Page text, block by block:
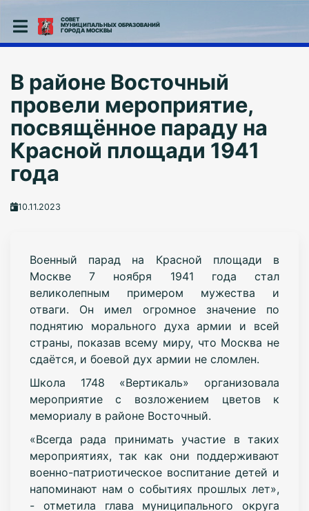
СОВЕТ
МУНИЦИПАЛЬНЫХ ОБРАЗОВАНИЙ
ГОРОДА МОСКВЫ
В районе Восточный
провели мероприятие,
посвящённое параду на
Красной площади 1941
года
10.11.2023
Военный парад на Красной площади в
Москве 7 ноября 1941 года стал
великолепным примером мужества и
отваги. Он имел огромное значение по
поднятию морального духа армии и всей
страны, показав всему миру, что Москва не
сдаётся, и боевой дух армии не сломлен.
Школа 1748 «Вертикаль» организовала
мероприятие с возложением цветов к
мемориалу в районе Восточный.
«Всегда рада принимать участие в таких
мероприятиях, так как они поддерживают
военно-патриотическое воспитание детей и
напоминают нам о событиях прошлых лет»,
- отметила глава муниципального округа